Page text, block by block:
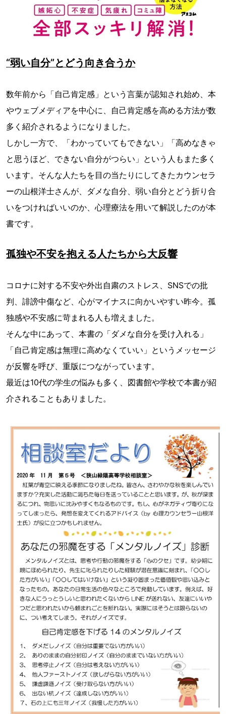
“弱い自分”とどう向き合うか
数年前から「自己肯定感」という言葉が認知され始め、本
やウェブメディアを中心に、自己肯定感を高める方法が数
多く紹介されるようになりました。
しかし一方で、「わかっていてもできない」「高めなきゃ
と思うほど、できない自分がつらい」という人もまた多く
います。そんな人たちを目の当たりにしてきたカウンセラ
ーの山根洋士さんが、ダメな自分、弱い自分とどう折り合
いをつければいいのか、心理療法を用いて解説したのが本
書です。
孤独や不安を抱える人たちから大反響
コロナに対する不安や外出自粛のストレス、SNSでの批
判、誹謗中傷など、心がマイナスに向かいやすい昨今。孤
独感や不安感に苛まれる人も増えました。
そんな中にあって、本書の「ダメな自分を受け入れる」
「自己肯定感は無理に高めなくていい」というメッセージ
が反響を呼び、重版につながっています。
最近は10代の学生の悩みも多く、図書館や学校で本書が紹
介されることもありました。